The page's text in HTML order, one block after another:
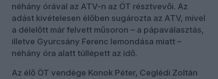
néhány órával az ATV-n az ÖT résztvevői. Az
adást kivételesen élőben sugározta az ATV, mivel
a délelőtt már felvett műsoron – a pápaválasztás,
illetve Gyurcsány Ferenc lemondása miatt –
néhány óra alatt túllépett az idő.
Az élő ÖT vendége Konok Péter, Ceglédi Zoltán